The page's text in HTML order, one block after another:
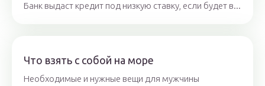
Банк выдаст кредит под низкую ставку, если будет в...
Что взять с собой на море
Необходимые и нужные вещи для мужчины